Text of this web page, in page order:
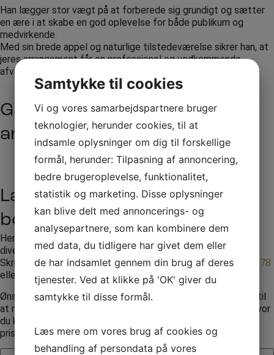
Han lægger stor vægt på at forberede sig grundigt og sætter
en ære i at skabe en god oplevelse for både publikum og
medvirkende.
Med sin brede appel og naturlige tilstedeværelse sikrer han, at
jeres arrangement får en professionel og vedkommende
afvikling.
Gå på opdagelse i vores
artister
Se alle artister
Lav en forespørgsel eller
booking til Felix Smith
Her hos RW Production står vi altid klar til at hjælpe med
diverse spørgsmål, vi vil svare tilbage så hurtigt som muligt.
Skriv en forespørgsel via formularen eller ring til +45 70261678
eller
+45 20423078
Ønsker du yderligere oplysninger og priser er du velkommen til
at ringe eller sende en mail, se vores bookingforespørgsel, hvor
du kan beskrive dit arrangement og vi vil vende tilbage med
priser og inspiration.
Samtykke til cookies
Vi og vores samarbejdspartnere bruger
teknologier, herunder cookies, til at
indsamle oplysninger om dig til forskellige
formål, herunder: Tilpasning af annoncering,
bedre brugeroplevelse, funktionalitet,
statistik og marketing. Disse oplysninger
kan blive delt med annoncerings- og
analysepartnere, som kan kombinere dem
med data, du tidligere har givet dem eller
de har indsamlet gennem din brug af deres
tjenester. Ved at klikke på 'OK' giver du
samtykke til disse formål.
Læs mere om vores brug af cookies og
behandling af persondata på vores